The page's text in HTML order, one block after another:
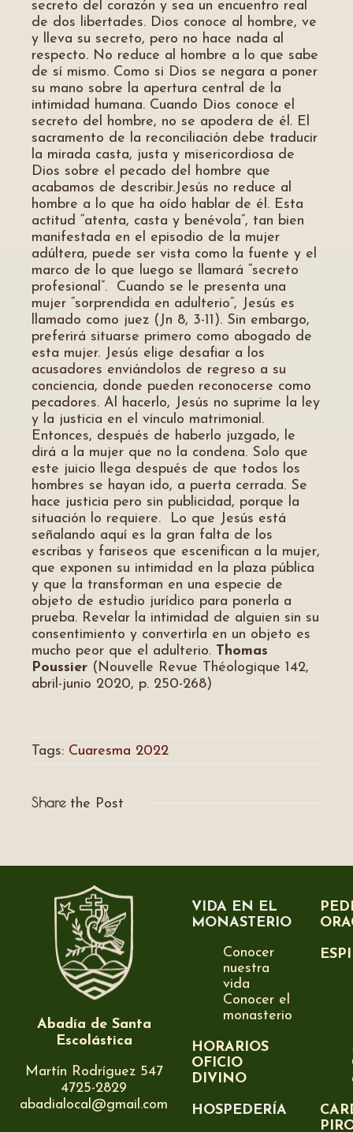
secreto del corazón y sea un encuentro real
de dos libertades. Dios conoce al hombre, ve
y lleva su secreto, pero no hace nada al
respecto. No reduce al hombre a lo que sabe
de sí mismo. Como si Dios se negara a poner
su mano sobre la apertura central de la
intimidad humana. Cuando Dios conoce el
secreto del hombre, no se apodera de él. El
sacramento de la reconciliación debe traducir
la mirada casta, justa y misericordiosa de
Dios sobre el pecado del hombre que
acabamos de describir.Jesús no reduce al
hombre a lo que ha oído hablar de él. Esta
actitud “atenta, casta y benévola”, tan bien
manifestada en el episodio de la mujer
adúltera, puede ser vista como la fuente y el
marco de lo que luego se llamará “secreto
profesional”. Cuando se le presenta una
mujer “sorprendida en adulterio”, Jesús es
llamado como juez (Jn 8, 3-11). Sin embargo,
preferirá situarse primero como abogado de
esta mujer. Jesús elige desafiar a los
acusadores enviándolos de regreso a su
conciencia, donde pueden reconocerse como
pecadores. Al hacerlo, Jesús no suprime la ley
y la justicia en el vínculo matrimonial.
Entonces, después de haberlo juzgado, le
dirá a la mujer que no la condena. Solo que
este juicio llega después de que todos los
hombres se hayan ido, a puerta cerrada. Se
hace justicia pero sin publicidad, porque la
situación lo requiere. Lo que Jesús está
señalando aquí es la gran falta de los
escribas y fariseos que escenifican a la mujer,
que exponen su intimidad en la plaza pública
y que la transforman en una especie de
objeto de estudio jurídico para ponerla a
prueba. Revelar la intimidad de alguien sin su
consentimiento y convertirla en un objeto es
mucho peor que el adulterio. Thomas
Poussier (Nouvelle Revue Théologique 142,
abril-junio 2020, p. 250-268)
Tags: Cuaresma 2022
Sharethe Post
Abadía de Santa
Escolástica
Martín Rodríguez 547
4725-2829
abadialocal@gmail.com
VIDA EN EL
MONASTERIO
Conocer
nuestra
vida
Conocer el
monasterio
HORARIOS
OFICIO
DIVINO
HOSPEDERÍA